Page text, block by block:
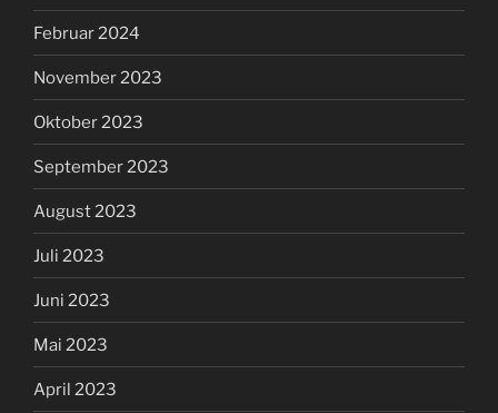
Februar 2024
November 2023
Oktober 2023
September 2023
August 2023
Juli 2023
Juni 2023
Mai 2023
April 2023